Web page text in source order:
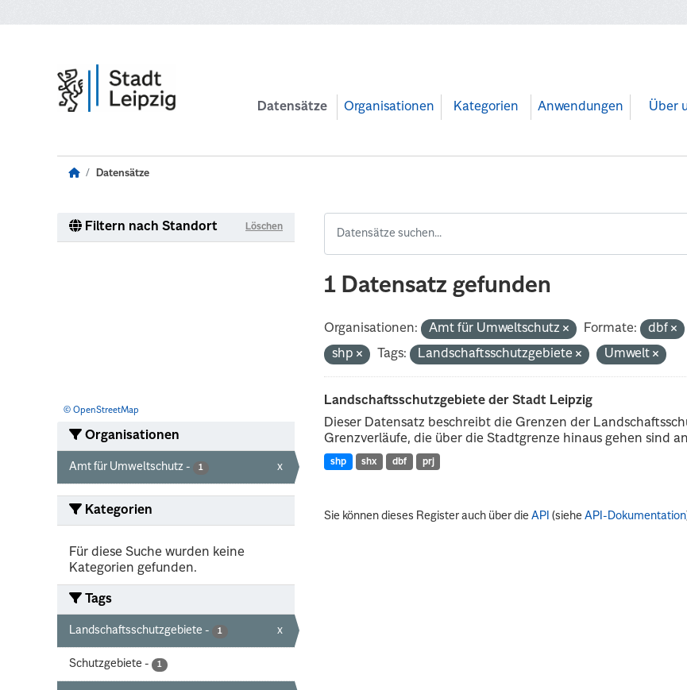
Datensätze Organisationen Kategorien Anwendungen Über
Datensätze
Filtern nach Standort Löschen
© OpenStreetMap
Organisationen
Amt für Umweltschutz - 1 x
Kategorien
Für diese Suche wurden keine
Kategorien gefunden.
Tags
Landschaftsschutzgebiete - 1 x
Schutzgebiete - 1
1 Datensatz gefunden
Organisationen: Amt für Umweltschutz Formate:
dbf
shp
Tags: Landschaftsschutzgebiete Umwelt
Landschaftsschutzgebiete der Stadt Leipzig
Dieser Datensatz beschreibt die Grenzen der
Grenzverläufe, die über die Stadtgrenze hinaus gehen sind
shp shx dbf prj
Sie können dieses Register auch über dieAPI (sieheAPI-Dokumentation